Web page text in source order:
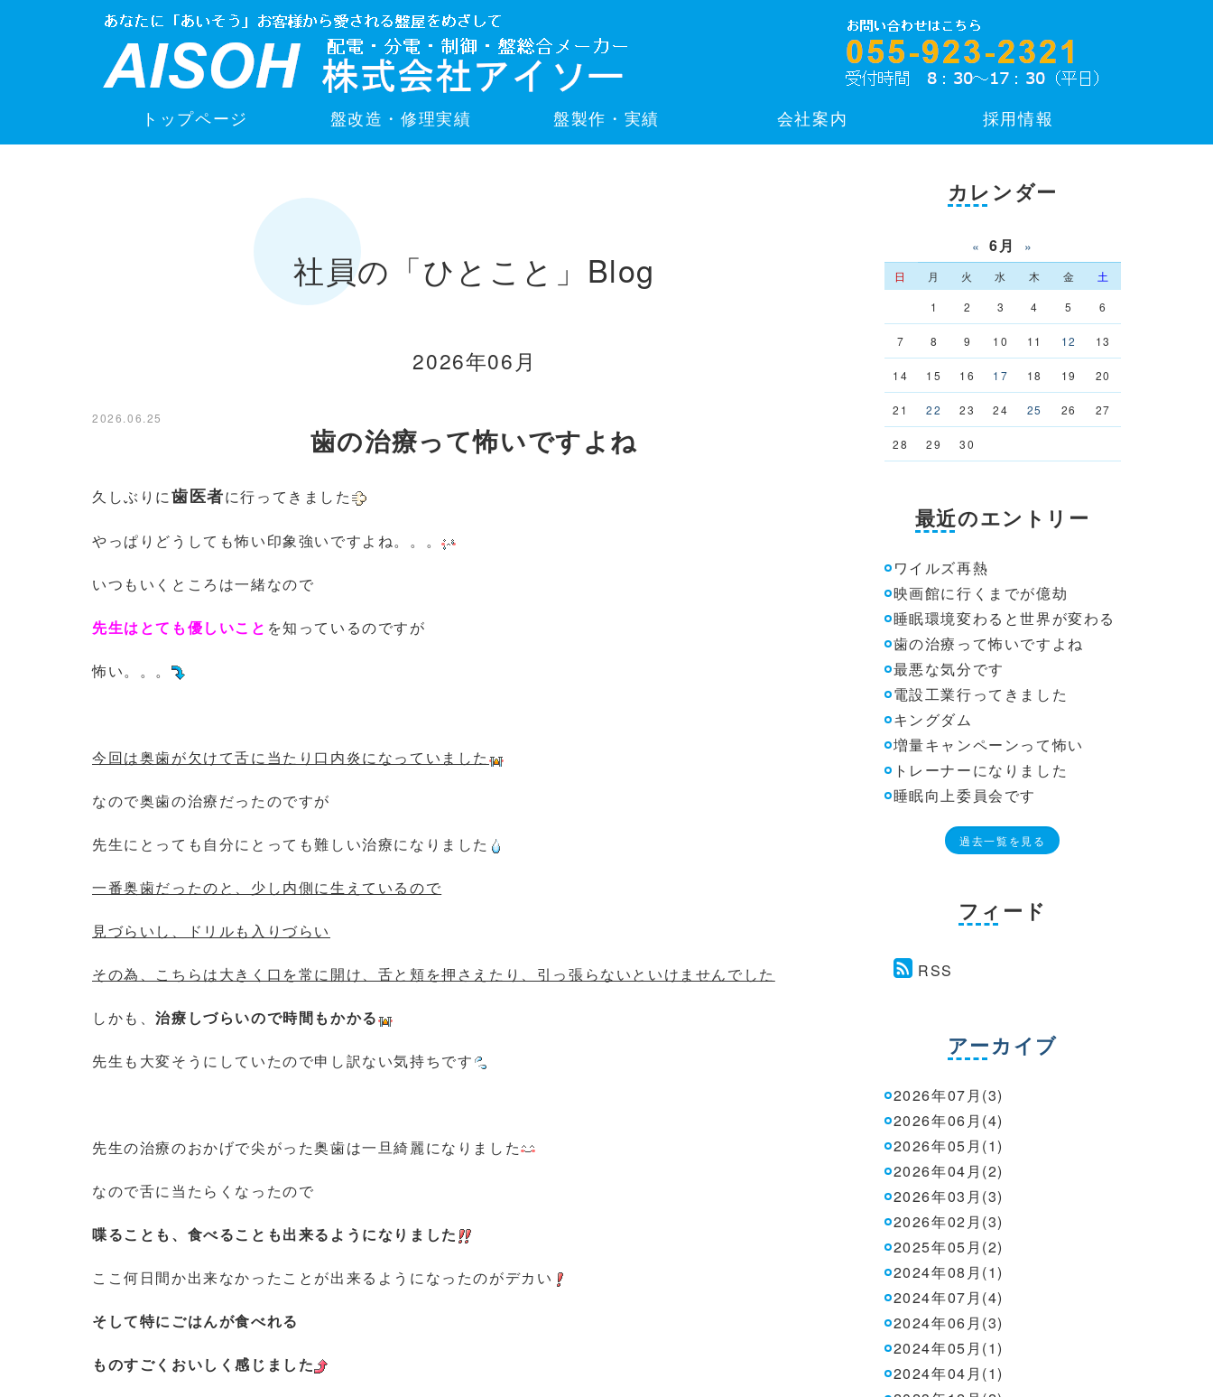
トップページ 盤改造・修理実績 盤製作・実績 会社案内 採用情報
社員の「ひとこと」Blog
2026年06月
2026.06.25
歯の治療って怖いですよね
久しぶりに歯医者に行ってきました
やっぱりどうしても怖い印象強いですよね。。。
いつもいくところは一緒なので
先生はとても優しいこと を知っているのですが
怖い。。。
今回は奥歯が欠けて舌に当たり口内炎になっていました
なので奥歯の治療だったのですが
先生にとっても自分にとっても難しい治療になりました
一番奥歯だったのと、少し内側に生えているので
見づらいし、ドリルも入りづらい
その為、こちらは大きく口を常に開け、舌と頬を押さえたり、引っ張らないといけませんでした
しかも、治療しづらいので時間もかかる
先生も大変そうにしていたので申し訳ない気持ちです
先生の治療のおかげで尖がった奥歯は一旦綺麗になりました
なので舌に当たらくなったので
喋ることも、食べることも出来るようになりました
ここ何日間か出来なかったことが出来るようになったのがデカい
そして特にごはんが食べれる
ものすごくおいしく感じました
カレンダー
« 6月 »
日 月 火 水 木 金
土
1
2 3 4 5 6
7 8 9 10 11 12 13
14 15 16 17 18 19 20
21 22 23 24 25 26 27
28 29 30
最近のエントリー
ワイルズ再熱
映画館に行くまでが億劫
睡眠環境変わると世界が変わる
歯の治療って怖いですよね
最悪な気分です
電設工業行ってきました
キングダム
増量キャンペーンって怖い
トレーナーになりました
睡眠向上委員会です
過去一覧を見る
フィード
RSS
アーカイブ
2026年07月(3)
2026年06月(4)
2026年05月(1)
2026年04月(2)
2026年03月(3)
2026年02月(3)
2025年05月(2)
2024年08月(1)
2024年07月(4)
2024年06月(3)
2024年05月(1)
2024年04月(1)